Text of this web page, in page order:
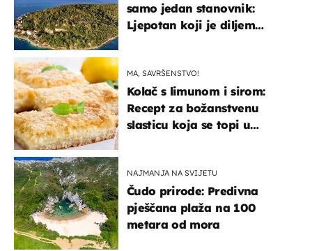
samo jedan stanovnik:
Ljepotan koji je diljem
MA, SAVRŠENSTVO!
Kolač s limunom i sirom:
Recept za božanstvenu
slasticu koja se topi u
NAJMANJA NA SVIJETU
Čudo prirode: Predivna
pješčana plaža na 100
metara od mora